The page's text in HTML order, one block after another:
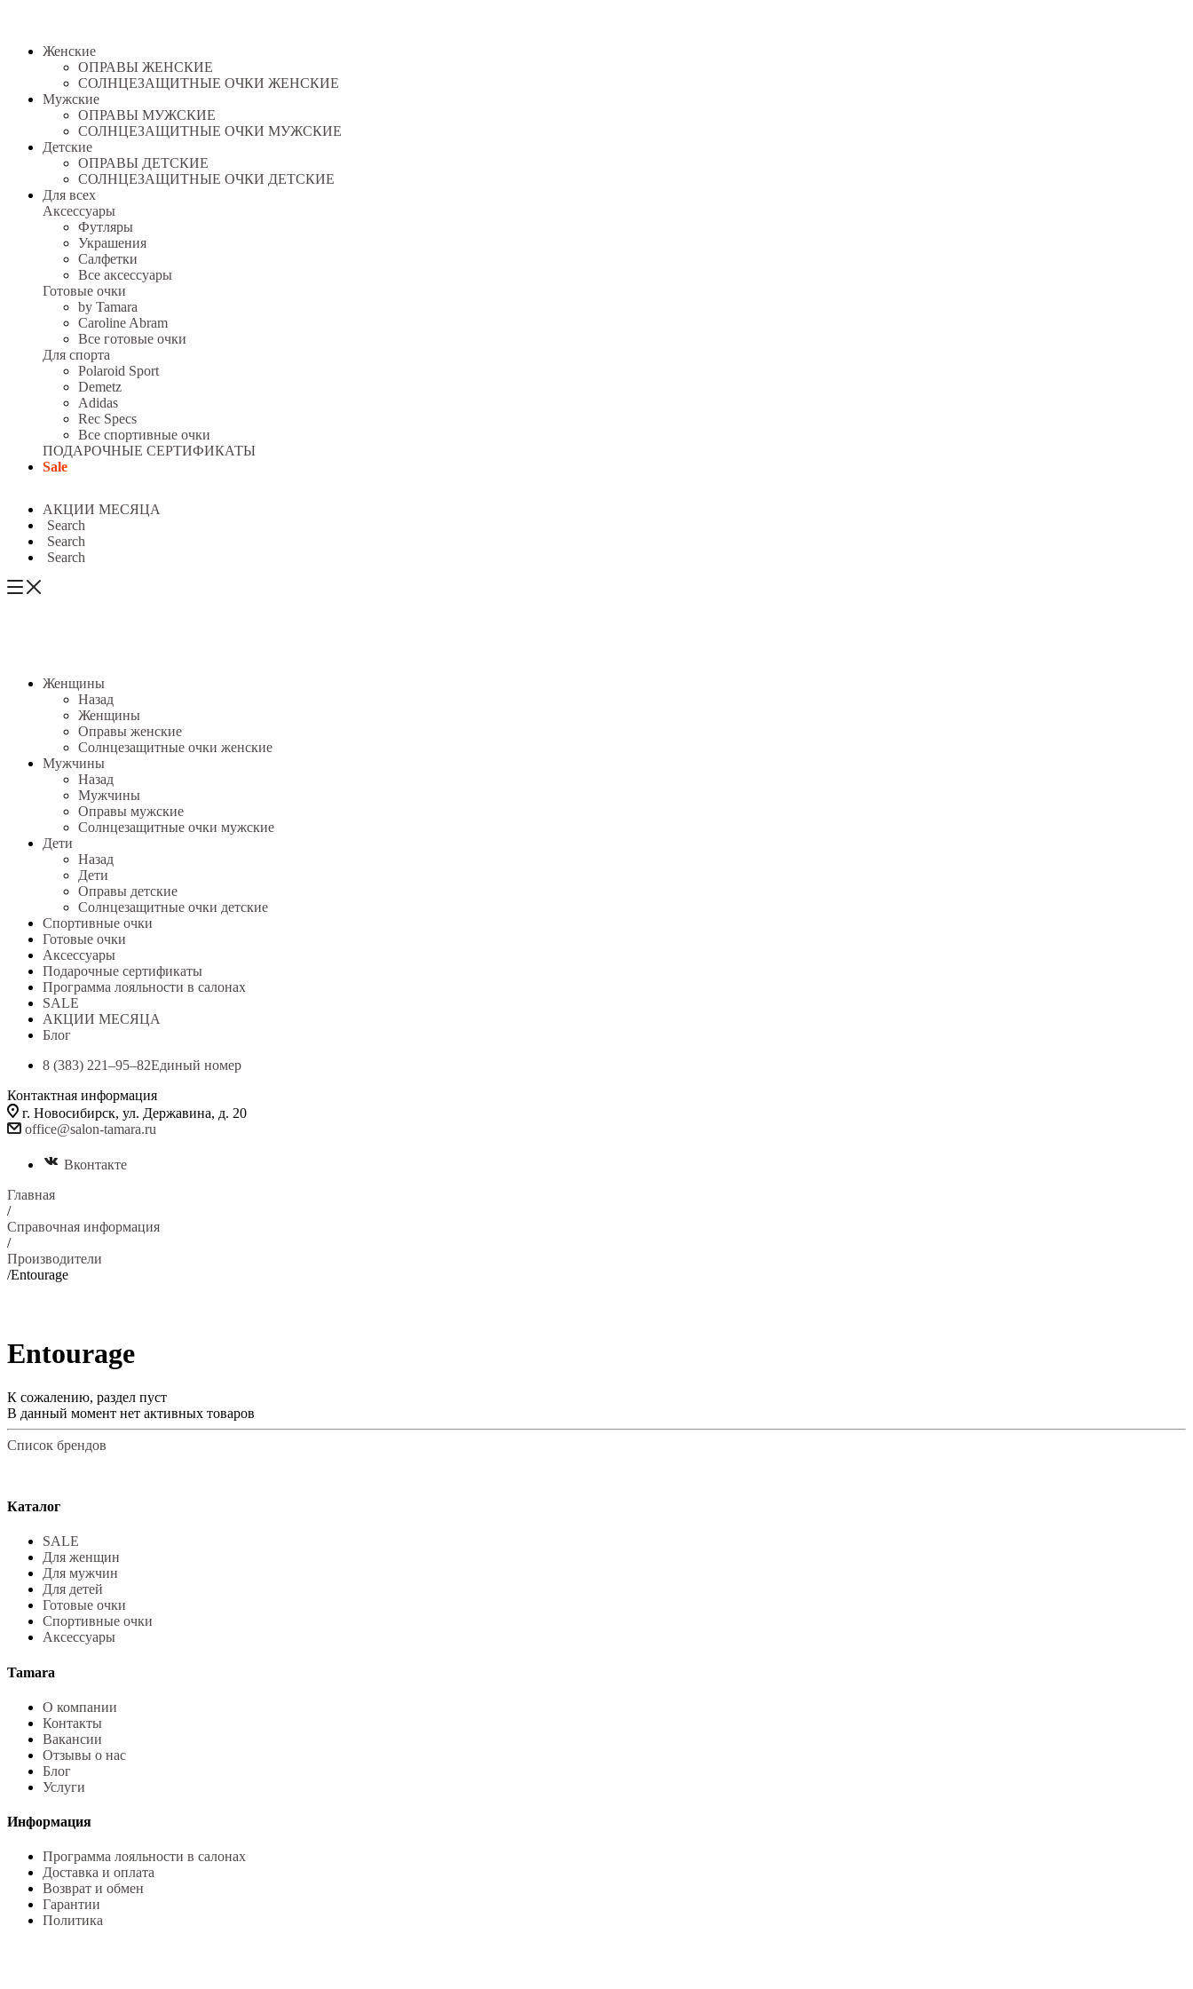
Женские
ОПРАВЫ ЖЕНСКИЕ
СОЛНЦЕЗАЩИТНЫЕ ОЧКИ ЖЕНСКИЕ
Мужские
ОПРАВЫ МУЖСКИЕ
СОЛНЦЕЗАЩИТНЫЕ ОЧКИ МУЖСКИЕ
Детские
ОПРАВЫ ДЕТСКИЕ
СОЛНЦЕЗАЩИТНЫЕ ОЧКИ ДЕТСКИЕ
Для всех
Аксессуары
Футляры
Украшения
Салфетки
Все аксессуары
Готовые очки
by Tamara
Caroline Abram
Все готовые очки
Для спорта
Polaroid Sport
Demetz
Adidas
Rec Specs
Все спортивные очки
ПОДАРОЧНЫЕ СЕРТИФИКАТЫ
Sale
АКЦИИ МЕСЯЦА
Search
Search
Search
Женщины
Назад
Женщины
Оправы женские
Солнцезащитные очки женские
Мужчины
Назад
Мужчины
Оправы мужские
Солнцезащитные очки мужские
Дети
Назад
Дети
Оправы детские
Солнцезащитные очки детские
Спортивные очки
Готовые очки
Аксессуары
Подарочные сертификаты
Программа лояльности в салонах
SALE
АКЦИИ МЕСЯЦА
Блог
8 (383) 221‒95‒82Единый номер
Контактная информация
г. Новосибирск, ул. Державина, д. 20
office@salon-tamara.ru
Вконтакте
Главная
/
Справочная информация
/
Производители
/Entourage
Entourage
К сожалению, раздел пуст
В данный момент нет активных товаров
Список брендов
Каталог
SALE
Для женщин
Для мужчин
Для детей
Готовые очки
Спортивные очки
Аксессуары
Tamara
О компании
Контакты
Вакансии
Отзывы о нас
Блог
Услуги
Информация
Программа лояльности в салонах
Доставка и оплата
Возврат и обмен
Гарантии
Политика